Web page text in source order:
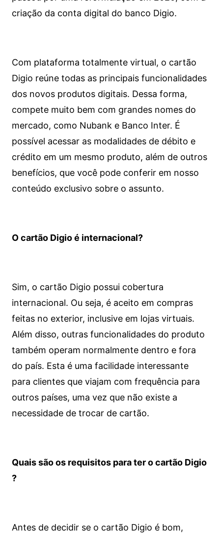
criação da conta digital do banco Digio.
Com plataforma totalmente virtual, o cartão
Digio reúne todas as principais funcionalidades
dos novos produtos digitais. Dessa forma,
compete muito bem com grandes nomes do
mercado, como Nubank e Banco Inter. É
possível acessar as modalidades de débito e
crédito em um mesmo produto, além de outros
benefícios, que você pode conferir em nosso
conteúdo exclusivo sobre o assunto.
O cartão Digio é internacional?
Sim, o cartão Digio possui cobertura
internacional. Ou seja, é aceito em compras
feitas no exterior, inclusive em lojas virtuais.
Além disso, outras funcionalidades do produto
também operam normalmente dentro e fora
do país. Esta é uma facilidade interessante
para clientes que viajam com frequência para
outros países, uma vez que não existe a
necessidade de trocar de cartão.
Quais são os requisitos para ter o cartão Digio
?
Antes de decidir se o cartão Digio é bom,